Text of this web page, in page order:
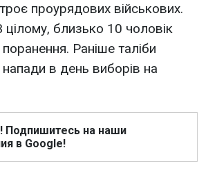
проурядових військових.
цілому, близько 10 чоловік
Раніше таліби
в день виборів на
Подпишитесь на наши
в Google!